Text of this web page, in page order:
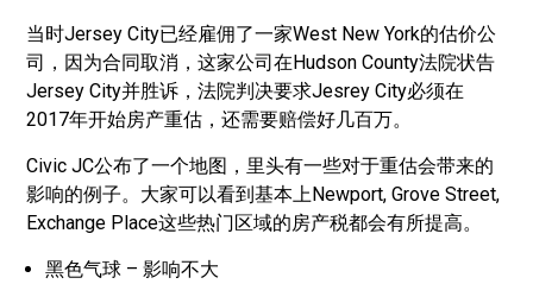
当时Jersey City已经雇佣了一家West New York的估价公
司，因为合同取消，这家公司在Hudson County法院状告
Jersey City并胜诉，法院判决要求Jesrey City必须在
2017年开始房产重估，还需要赔偿好几百万。
Civic JC公布了一个地图，里头有一些对于重估会带来的
影响的例子。大家可以看到基本上Newport, Grove Street,
Exchange Place这些热门区域的房产税都会有所提高。
黑色气球 – 影响不大